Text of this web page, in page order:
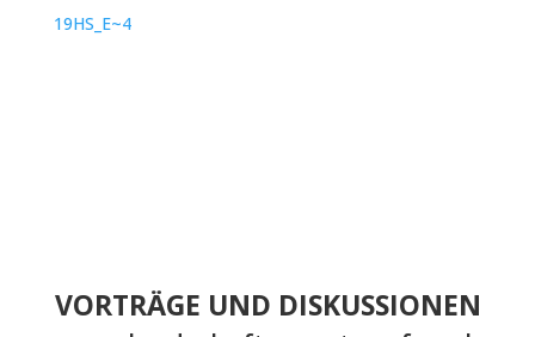
19HS_E~4
VORTRÄGE UND DISKUSSIONEN